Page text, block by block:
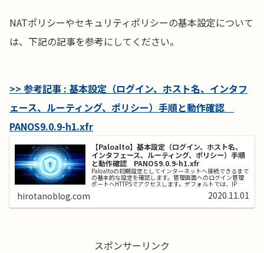
NATポリシーやセキュリティポリシーの基本設定について
は、下記の記事を参考にしてください。
>> 参考記事 : 基本設定（ログイン、ホスト名、インタフ
ェース、ルーティング、ポリシー）手順と動作確認
PANOS9.0.9-h1.xfr
【Paloalto】基本設定（ログイン、ホスト名、
インタフェース、ルーティング、ポリシー）手順
と動作確認 PANOS9.0.9-h1.xfr
Paloaltoの初期設定としてインターネットへ接続できるまで
の基本的な設定を確認します。管理画面へのログイン管理
ポートへHTTPSでアクセスします。デフォルトでは、IPアド
レスが192.168.1.1で、ユーザ名、パスワードともadmin...
hirotanoblog.com 2020.11.01
スポンサーリンク